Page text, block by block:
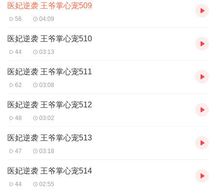
医妃逆袭 王爷掌心宠509
56 04:09
医妃逆袭 王爷掌心宠510
44 03:13
医妃逆袭 王爷掌心宠511
62 03:08
医妃逆袭 王爷掌心宠512
48 03:02
医妃逆袭 王爷掌心宠513
47 03:18
医妃逆袭 王爷掌心宠514
44 02:55